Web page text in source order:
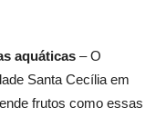
aquáticas – O
Santa Cecília em
frutos como essas